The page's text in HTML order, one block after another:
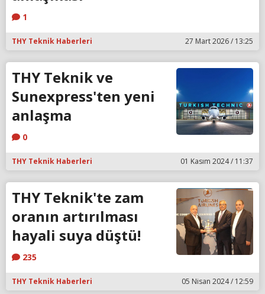
1
THY Teknik Haberleri 27 Mart 2026 / 13:25
THY Teknik ve
Sunexpress'ten yeni
anlaşma
0
THY Teknik Haberleri 01 Kasım 2024 / 11:37
THY Teknik'te zam
oranın artırılması
hayali suya düştü!
235
THY Teknik Haberleri 05 Nisan 2024 / 12:59